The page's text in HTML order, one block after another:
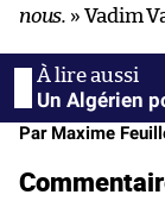
nous. » Vadim
Un Algérien
Par Maxime